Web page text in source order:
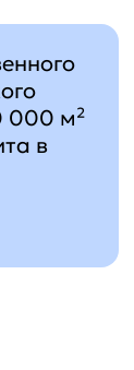
000 м²
в